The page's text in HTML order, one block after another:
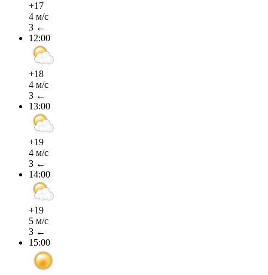
+17
4 м/с
З ←
12:00
+18
4 м/с
З ←
13:00
+19
4 м/с
З ←
14:00
+19
5 м/с
З ←
15:00